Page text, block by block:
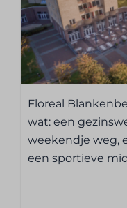
Floreal
wat: een
weekendje weg,
een sportieve